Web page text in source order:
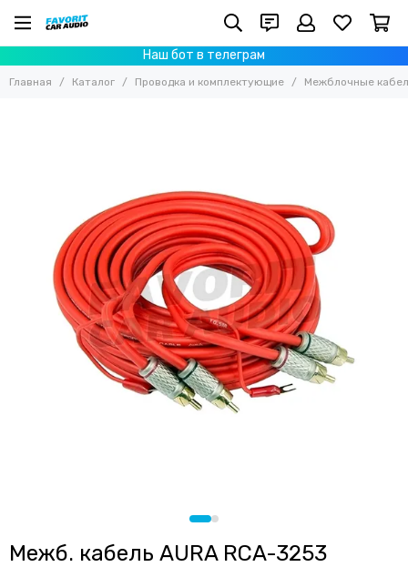
Наш бот в телеграм
Проводка и комплектующие
Все товары
Межблочные кабели
Y-коннекторы
Акустические провода
Силовые провода
AUX-кабели
Монтажные провода (Remote)
Комплекты проводов
Клеммы акб
Змея, термоусадка, тюбинг
Главная Каталог Проводка и комплектующие Межблочные
Межб. кабель AURA RCA-3253